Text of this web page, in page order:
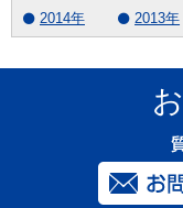
2014年 2013年